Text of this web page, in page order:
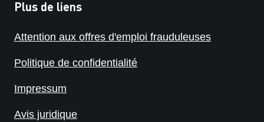
Plus de liens
Attention aux offres d'emploi frauduleuses
Politique de confidentialité
Impressum
Avis juridique